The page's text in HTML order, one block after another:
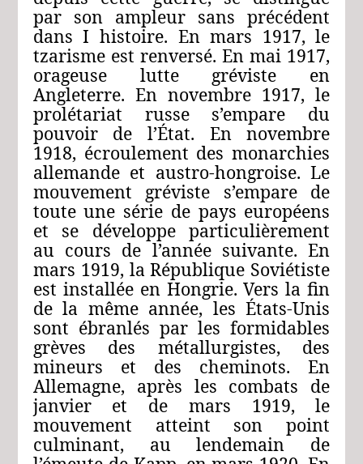
par son ampleur sans précédent
dans I histoire. En mars 1917, le
tzarisme est renversé. En mai 1917,
orageuse lutte gréviste en
Angleterre. En novembre 1917, le
prolétariat russe s’empare du
pouvoir de l’État. En novembre
1918, écroulement des monarchies
allemande et austro-hongroise. Le
mouvement gréviste s’empare de
toute une série de pays européens
et se développe particulièrement
au cours de l’année suivante. En
mars 1919, la République Soviétiste
est installée en Hongrie. Vers la fin
de la même année, les États‑Unis
sont ébranlés par les formidables
grèves des métallurgistes, des
mineurs et des cheminots. En
Allemagne, après les combats de
janvier et de mars 1919, le
mouvement atteint son point
culminant, au lendemain de